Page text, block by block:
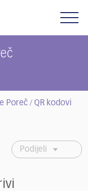
Poreč / QR kodovi
Podijeli